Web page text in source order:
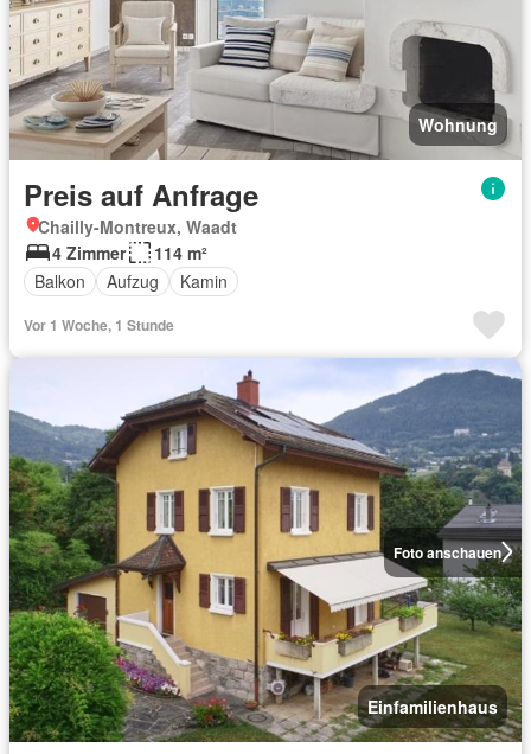
Wohnung
Preis auf Anfrage
Chailly-Montreux, Waadt
4 Zimmer
114 m²
Balkon
Aufzug Kamin
Vor 1 Woche, 1 Stunde
Foto anschauen
Einfamilienhaus